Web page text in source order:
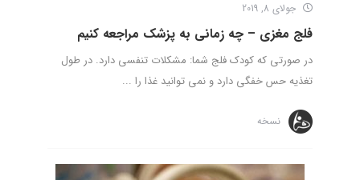
جولای 8, 2019
فلج مغزی – چه زمانی به پزشک مراجعه کنیم
در صورتی که کودک فلج شما: مشکلات تنفسی دارد. در طول
تغذیه حس خفگی دارد و نمی توانید غذا را ...
نسخه